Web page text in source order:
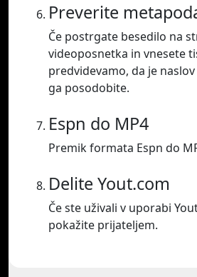
Preverite
Če postrgate besedilo na
videoposnetka in vnesete
predvidevamo, da je
ga posodobite.
Espn do MP4
Premik formata Espn do
Delite Yout.com
Če ste uživali v uporabi
pokažite prijateljem.